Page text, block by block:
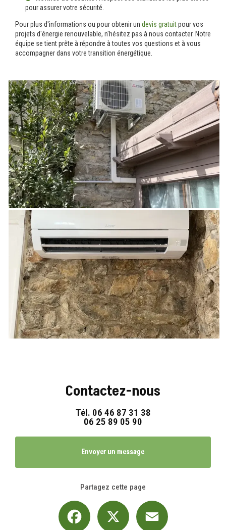
pour assurer votre sécurité.
Pour plus d'informations ou pour obtenir un devis gratuitpour vos
projets d'énergie renouvelable, n'hésitez pas à nous contacter. Notre
équipe se tient prête à répondre à toutes vos questions et à vous
accompagner dans votre transition énergétique.
Contactez-nous
Tél. 06 46 87 31 38
06 25 89 05 90
Envoyer un message
Partagez cette page
Facebook